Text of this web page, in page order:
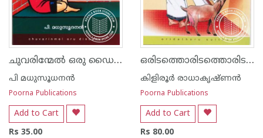
ചുവരിന്മേല്‍ ഒരു ഡൈനോസര്‍
പി മധുസൂധനന്‍
Poorna Publications
Add to Cart
Rs 35.00
ഒരിടത്തൊരിടത്തൊരിടത്തൊരു സുല്‍താ‌ന്‍
കിളിരൂര്‍ രാധാകൃഷ്ണന്‍
Poorna Publications
Add to Cart
Rs 80.00